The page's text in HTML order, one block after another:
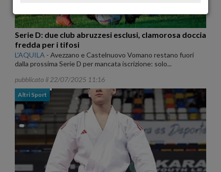
Serie D: due club abruzzesi esclusi, clamorosa doccia
fredda per i tifosi
L'AQUILA - Avezzano e Castelnuovo Vomano restano fuori
dalla prossima Serie D per mancata iscrizione: solo...
pubblicato il 22/07/2025 11:16
Altri Sport